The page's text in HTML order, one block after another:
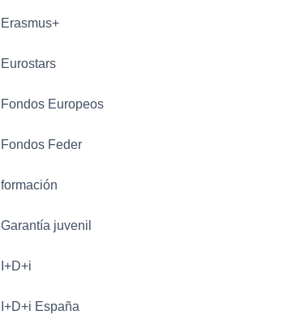
Erasmus+
Eurostars
Fondos Europeos
Fondos Feder
formación
Garantía juvenil
I+D+i
I+D+i España